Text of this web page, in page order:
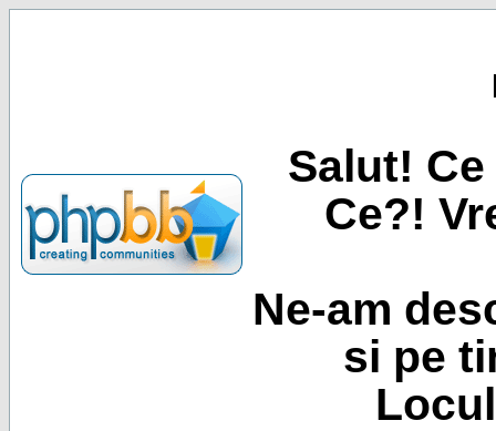
Salut!
Ce?!
Ne-am
si pe